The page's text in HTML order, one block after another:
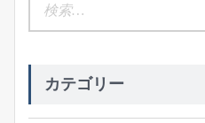
カテゴリー